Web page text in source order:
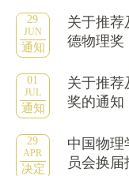
29
JUN
通知
关于推荐
德物理奖
01
JUL
通知
关于推荐
奖的通知
29
APR
决定
中国物理
员会换届